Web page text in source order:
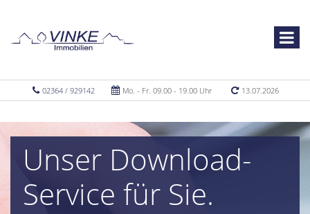
02364 / 929142 Mo. - Fr. 09.00 - 19.00 Uhr 13.07.2026
Unser Download-
Service für Sie.